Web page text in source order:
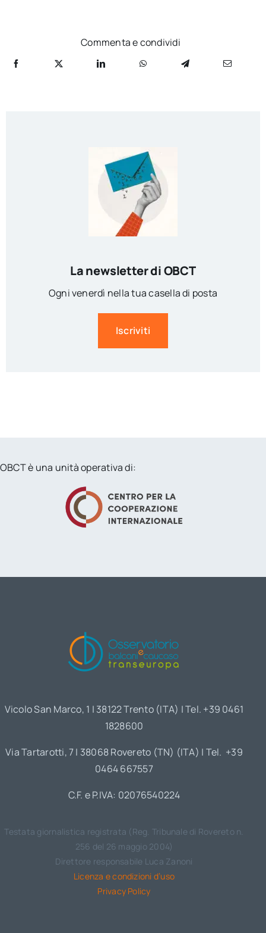
Commenta e condividi
La newsletter di OBCT
Ogni venerdì nella tua casella di posta
Iscriviti
OBCT è una unità operativa di:
Vicolo San Marco, 1 | 38122 Trento (ITA) | Tel. +39 0461
1828600
Via Tartarotti, 7 | 38068 Rovereto (TN) (ITA) | Tel. +39
0464 667557
C.F. e P.IVA: 02076540224
Testata giornalistica registrata (Reg. Tribunale di Rovereto n.
256 del 26 maggio 2004)
Direttore responsabile Luca Zanoni
Licenza e condizioni d’uso
Privacy Policy